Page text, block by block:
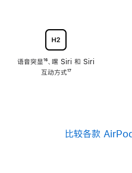
语音突显脚
注
¹⁶、嘿 Siri 和 Siri
互动方式脚
¹⁷
比较各款